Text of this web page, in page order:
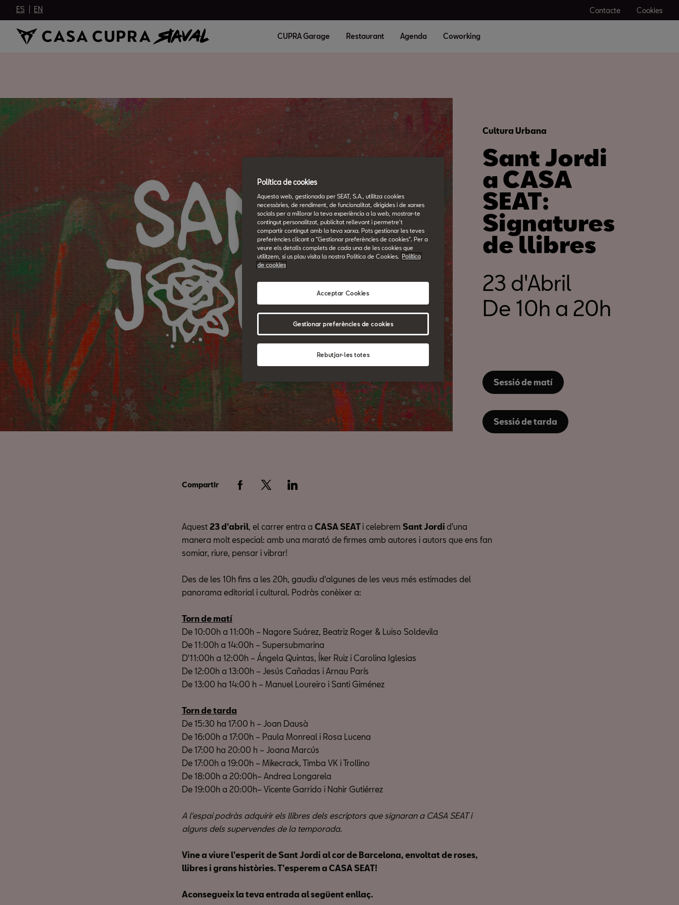
ES EN Contacte Cookies
CUPRA Garage Restaurant Agenda Coworking
Cultura Urbana
Sant Jordi
a CASA
SEAT:
Signatures
de llibres
23 d'Abril
De 10h a 20h
Sessió de matí
Sessió de tarda
Compartir
Aquest 23 d'abril, el carrer entra a CASA SEATi celebrem Sant Jordi d'una
manera molt especial: amb una marató de firmes amb autores i autors que ens fan
somiar, riure, pensar i vibrar!
Des de les 10h fins a les 20h, gaudiu d'algunes de les veus més estimades del
panorama editorial i cultural. Podràs conèixer a:
Torn de matí
De 10:00h a 11:00h – Nagore Suárez, Beatriz Roger & Luiso Soldevila
De 11:00h a 14:00h – Supersubmarina
D'11:00h a 12:00h – Ángela Quintas, Íker Ruiz i Carolina Iglesias
De 12:00h a 13:00h – Jesús Cañadas i Arnau París
De 13:00 ha 14:00 h – Manuel Loureiro i Santi Giménez
Torn de tarda
De 15:30 ha 17:00 h – Joan Dausà
De 16:00h a 17:00h – Paula Monreal i Rosa Lucena
De 17:00 ha 20:00 h – Joana Marcús
De 17:00h a 19:00h – Mikecrack, Timba VK i Trollino
De 18:00h a 20:00h– Andrea Longarela
De 19:00h a 20:00h– Vicente Garrido i Nahir Gutiérrez
A l'espai podràs adquirir els llibres dels escriptors que signaran a CASA SEAT i
alguns dels supervendes de la temporada.
Vine a viure l'esperit de Sant Jordi al cor de Barcelona, ​​envoltat de roses,
llibres i grans històries. T'esperem a CASA SEAT!
Aconsegueix la teva entrada al següent enllaç.
Política de cookies
Aquesta web, gestionada per SEAT, S.A., utilitza cookies
necessàries, de rendiment, de funcionalitat, dirigides i de xarxes
socials per a millorar la teva experiència a la web, mostrar-te
contingut personalitzat, publicitat rellevant i permetre't
compartir contingut amb la teva xarxa. Pots gestionar les teves
preferències clicant a "Gestionar preferències de cookies". Per a
veure els detalls complets de cada una de les cookies que
utilitzem, si us plau visita la nostra Política de Cookies.
Política
de cookies
Rebutjar-les totes
Acceptar Cookies
Gestionar preferències de cookies